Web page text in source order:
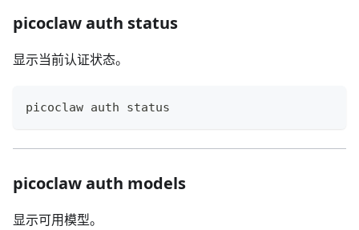
picoclaw auth status
显示当前认证状态。
picoclaw auth status
picoclaw auth models
显示可用模型。